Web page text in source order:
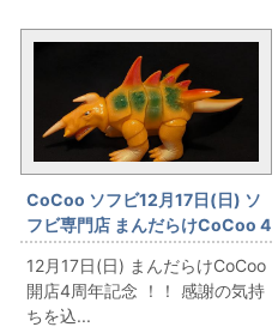
CoCoo ソフビ12月17日(日) ソ
フビ専門店 まんだらけCoCoo 4
周年記念 「マーミット 世紀の大
怪獣シリーズ ザイゴン/オレンジ
成型」
12月17日(日) まんだらけCoCoo
開店4周年記念 ！！ 感謝の気持
ちを込...